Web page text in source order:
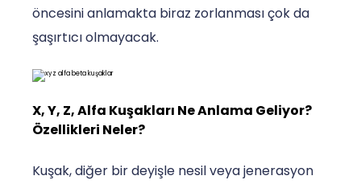
öncesini anlamakta biraz zorlanması çok da
şaşırtıcı olmayacak.
X, Y, Z, Alfa Kuşakları Ne Anlama Geliyor?
Özellikleri Neler?
Kuşak, diğer bir deyişle nesil veya jenerasyon